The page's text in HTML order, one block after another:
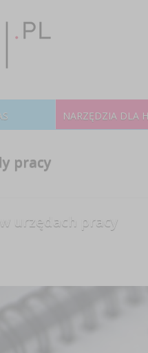
NARZĘDZIA DLA
pracy
urzędach pracy